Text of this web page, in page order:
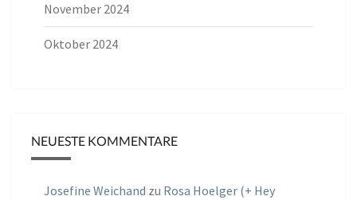
November 2024
Oktober 2024
NEUESTE KOMMENTARE
Josefine Weichand zu Rosa Hoelger (+ Hey